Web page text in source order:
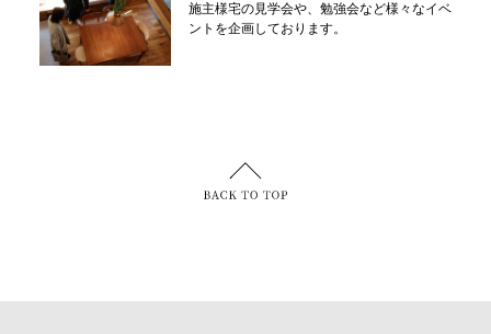
施主様宅の見学会や、勉強会など様々なイベ
ントを企画しております。